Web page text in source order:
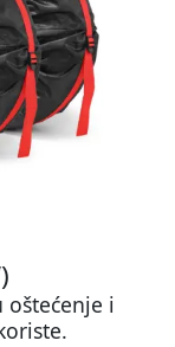
oštećenje i